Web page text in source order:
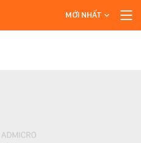
MỚI NHẤT